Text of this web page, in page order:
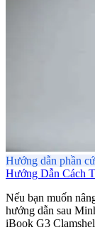
Hướng dẫn phần
Hướng Dẫn Cách
Nếu bạn muốn
hướng dẫn sau
iBook G3